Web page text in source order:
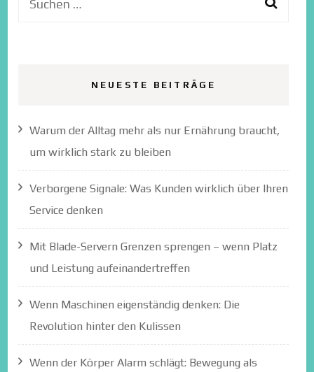
Suchen
NEUESTE BEITRÄGE
Warum der Alltag mehr als nur Ernährung braucht,
um wirklich stark zu bleiben
Verborgene Signale: Was Kunden wirklich über Ihren
Service denken
Mit Blade-Servern Grenzen sprengen – wenn Platz
und Leistung aufeinandertreffen
Wenn Maschinen eigenständig denken: Die
Revolution hinter den Kulissen
Wenn der Körper Alarm schlägt: Bewegung als